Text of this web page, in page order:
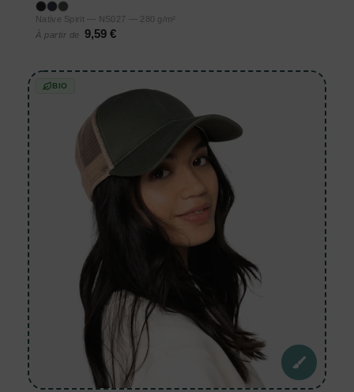
Native Spirit — NS027 — 280 g/m²
À partir de
9,59 €
BIO